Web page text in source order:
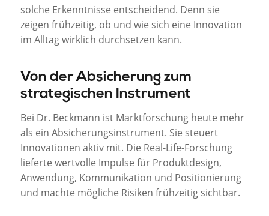
solche Erkenntnisse entscheidend. Denn sie
zeigen frühzeitig, ob und wie sich eine Innovation
im Alltag wirklich durchsetzen kann.
Von der Absicherung zum
strategischen Instrument
Bei Dr. Beckmann ist Marktforschung heute mehr
als ein Absicherungsinstrument. Sie steuert
Innovationen aktiv mit. Die Real-Life-Forschung
lieferte wertvolle Impulse für Produktdesign,
Anwendung, Kommunikation und Positionierung
und machte mögliche Risiken frühzeitig sichtbar.